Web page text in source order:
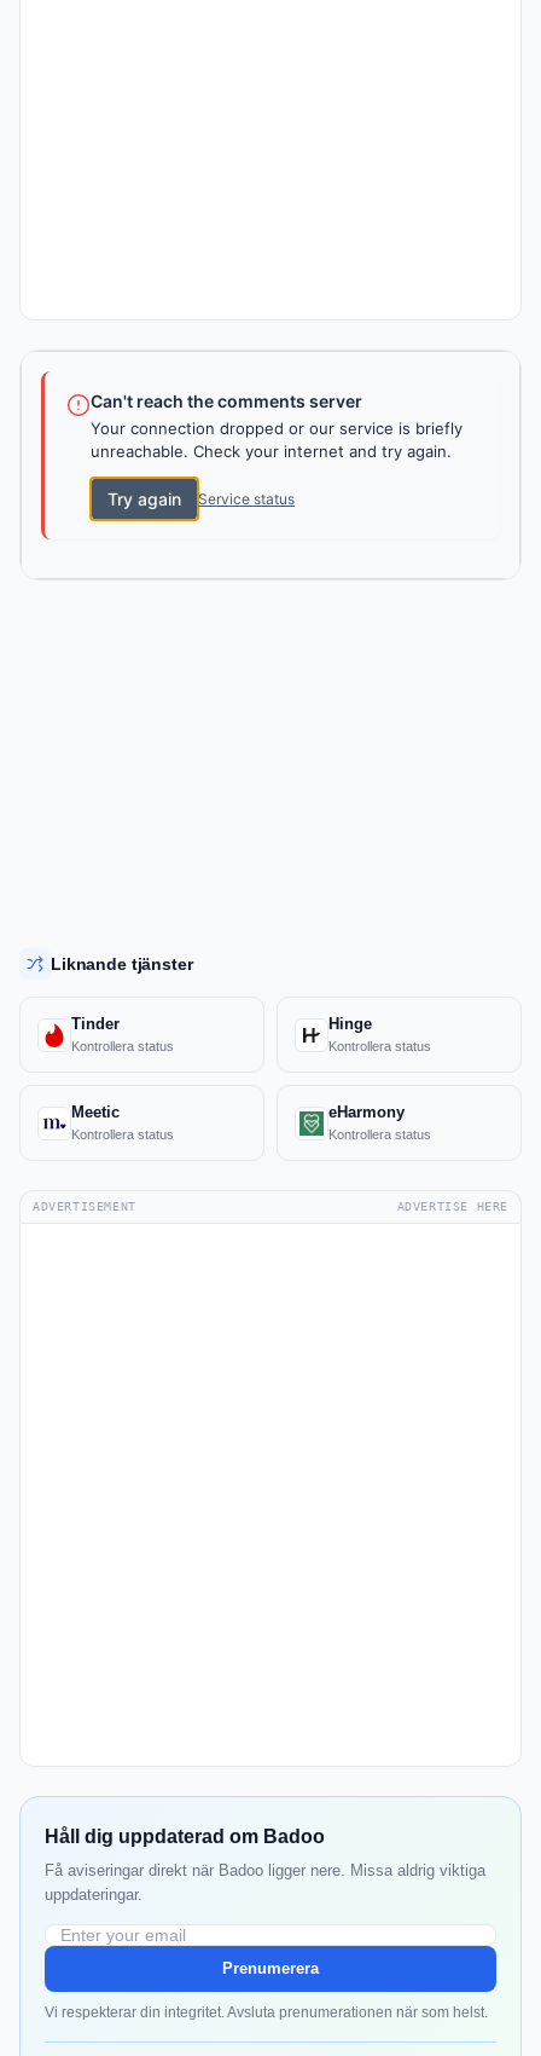
Can't reach the comments server
Your connection dropped or our service is briefly
unreachable. Check your internet and try again.
Try again Service status
Liknande tjänster
Tinder
Kontrollera status
Hinge
Kontrollera status
Meetic
Kontrollera status
eHarmony
Kontrollera status
ADVERTISEMENT ADVERTISE HERE
Håll dig uppdaterad om Badoo
Få aviseringar direkt när Badoo ligger nere. Missa aldrig viktiga
uppdateringar.
Prenumerera
Vi respekterar din integritet. Avsluta prenumerationen när som helst.